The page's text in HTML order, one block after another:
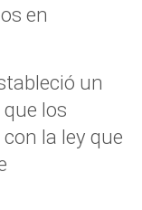
en
un
los
la ley que